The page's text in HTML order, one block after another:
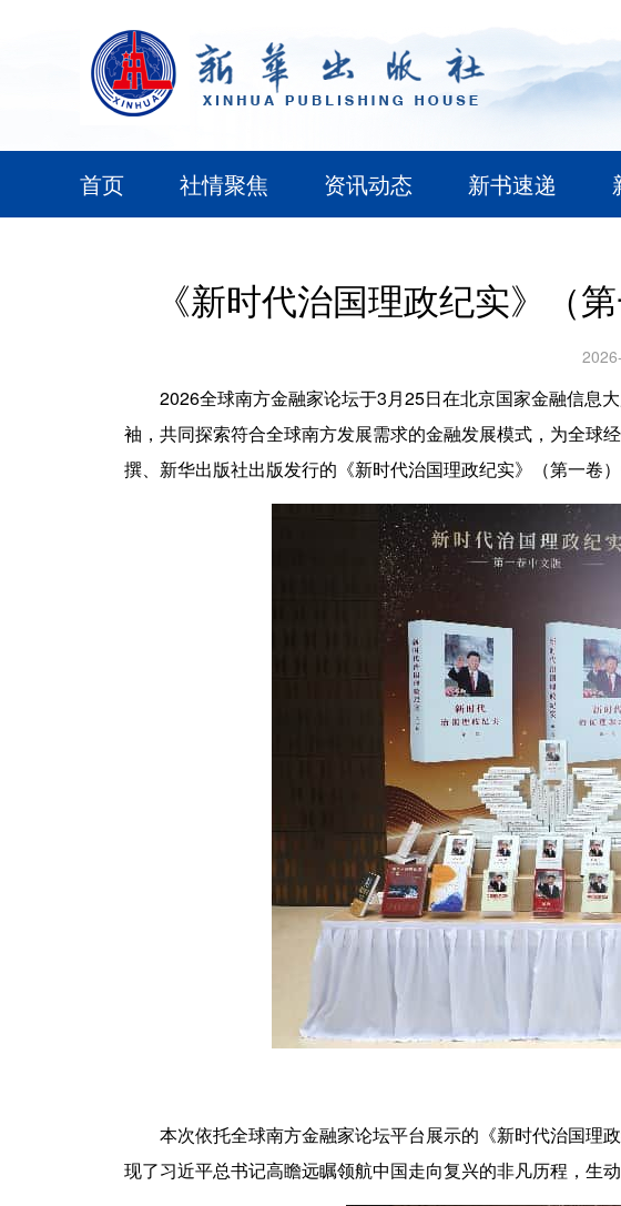
首页 社情聚焦 资讯动态 新书速递
《新时代治国理政纪实》（
2026全球南方金融家论坛于3月25日在北京国家金融信息
袖，共同探索符合全球南方发展需求的金融发展模式，为全球
撰、新华出版社出版发行的《新时代治国理政纪实》（第一卷
本次依托全球南方金融家论坛平台展示的《新时代治国理
现了习近平总书记高瞻远瞩领航中国走向复兴的非凡历程，生